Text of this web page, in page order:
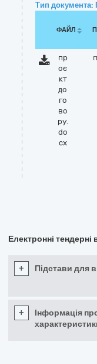
Тип документа:
ФАЙЛ
пр
оє
кт
до
го
во
ру.
do
cx
Електронні тендерні
+ Підстави для
+
Інформація про